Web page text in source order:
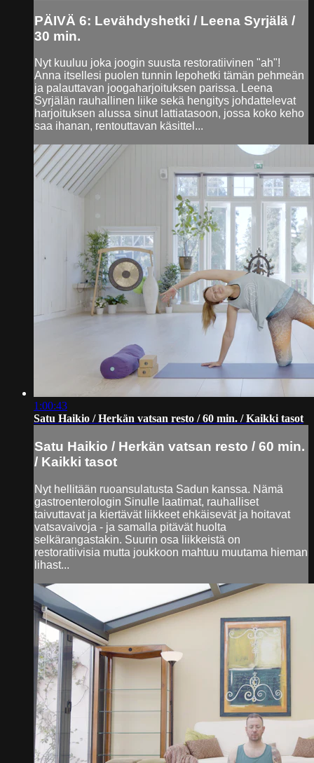
PÄIVÄ 6: Levähdyshetki / Leena Syrjälä /
30 min.
Nyt kuuluu joka joogin suusta restoratiivinen "ah"!
Anna itsellesi puolen tunnin lepohetki tämän pehmeän
ja palauttavan joogaharjoituksen parissa. Leena
Syrjälän rauhallinen liike sekä hengitys johdattelevat
harjoituksen alussa sinut lattiatasoon, jossa koko keho
saa ihanan, rentouttavan käsittel...
1:00:43
Satu Haikio / Herkän vatsan resto / 60 min. / Kaikki tasot
Satu Haikio / Herkän vatsan resto / 60 min.
/ Kaikki tasot
Nyt hellitään ruoansulatusta Sadun kanssa. Nämä
gastroenterologin Sinulle laatimat, rauhalliset
taivuttavat ja kiertävät liikkeet ehkäisevät ja hoitavat
vatsavaivoja - ja samalla pitävät huolta
selkärangastakin. Suurin osa liikkeistä on
restoratiivisia mutta joukkoon mahtuu muutama hieman
lihast...